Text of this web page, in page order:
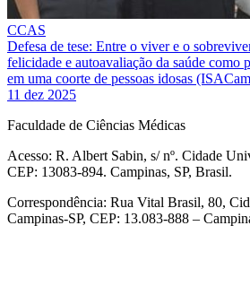
CCAS
Defesa de tese: Entre o viver e o
felicidade e autoavaliação da saúde como
em uma coorte de pessoas idosas
11 dez 2025
Faculdade de Ciências Médicas
Acesso: R. Albert Sabin, s/ nº. Cidade
CEP: 13083-894. Campinas, SP, Brasil.
Correspondência: Rua Vital Brasil, 80,
Campinas-SP, CEP: 13.083-888 –